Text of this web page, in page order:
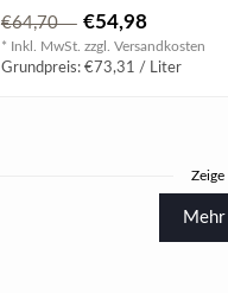
süße Holzwürze,
vollmundi..
€64,70 €54,98
* Inkl. MwSt. zzgl. Versandkosten
Grundpreis: €73,31 / Liter
Zeige